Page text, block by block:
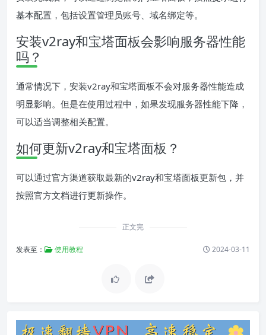
基本配置，包括设置管理员账号、域名绑定等。
安装v2ray和宝塔面板会影响服务器性能
吗？
通常情况下，安装v2ray和宝塔面板不会对服务器性能造成
明显影响。但是在使用过程中，如果发现服务器性能下降，
可以适当调整相关配置。
如何更新v2ray和宝塔面板？
可以通过官方渠道获取最新的v2ray和宝塔面板更新包，并
按照官方文档进行更新操作。
正文完
发表至： 使用教程 2024-03-11